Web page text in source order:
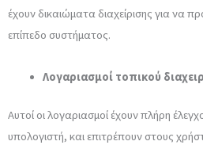
έχουν δικαιώματα διαχείρισης για να
επίπεδο συστήματος.
Λογαριασμοί τοπικού
Αυτοί οι λογαριασμοί έχουν πλήρη
υπολογιστή, και επιτρέπουν στους